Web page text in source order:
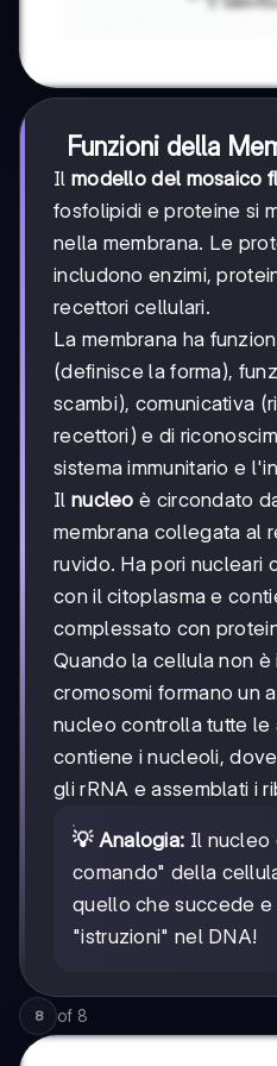
Funzioni della
Il modello del mosaico
fosfolipidi e proteine si
nella membrana. Le
includono enzimi,
recettori cellulari.
La membrana ha
(definisce la forma),
scambi), comunicativa
recettori) e di
sistema immunitario e
Il nucleo è circondato
membrana collegata al
ruvido. Ha pori nucleari
con il citoplasma e
complessato con
Quando la cellula non è
cromosomi formano un
nucleo controlla tutte le
contiene i nucleoli,
gli rRNA e assemblati i
💡 Analogia: Il nucleo
comando" della
quello che succede e
"istruzioni" nel DNA!
8 of 8